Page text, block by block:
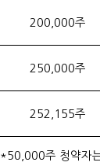
200,000주
250,000주
252,155주
*50,000주 청약자